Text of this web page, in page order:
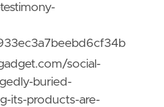
social-
buried-
its-products-are-